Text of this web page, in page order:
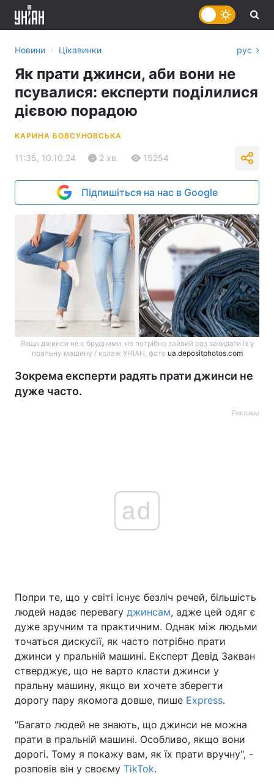
Головна Війна
Україна Політика
Економіка Світ
Спорт Наука
Техно і зв'язок Лайт
Зброя Інциденти
Здоров'я Туризм
Новини › Цікавинки рус
Як прати джинси, аби вони не
псувалися: експерти поділилися
дієвою порадою
КАРИНА БОВСУНОВСЬКА
11:35, 10.10.24 2 хв. 15254
Підпишіться на нас в Google
Якщо джинси не є брудними, не потрібно зайвий раз закидати їх у
пральну машину / колаж УНІАН, фото ua.depositphotos.com
Зокрема експерти радять прати джинси не
дуже часто.
Реклама
ad
Попри те, що у світі існує безліч речей, більшість
людей надає перевагу джинсам, адже цей одяг є
дуже зручним та практичним. Однак між людьми
точаться дискусії, як часто потрібно прати
джинси у пральній машині. Експерт Девід Закван
стверджує, що не варто класти джинси у
пральну машину, якщо ви хочете зберегти
дорогу пару якомога довше, пише Express.
"Багато людей не знають, що джинси не можна
прати в пральній машині. Особливо, якщо вони
дорогі. Тому я покажу вам, як їх прати вручну", -
розповів він у своєму TikTok.